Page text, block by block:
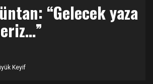
“Gelecek yaza
Keyif